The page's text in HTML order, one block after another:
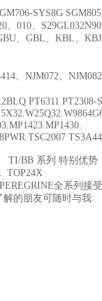
SYS8G
、010、
、GBL、KBL、
、NJM072、NJM082
PT6311 PT2308-
TI/BB 系列 特别优势
TOP24X
全系列接
的朋友可随时与我: